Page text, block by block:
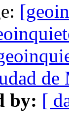
de
by: [